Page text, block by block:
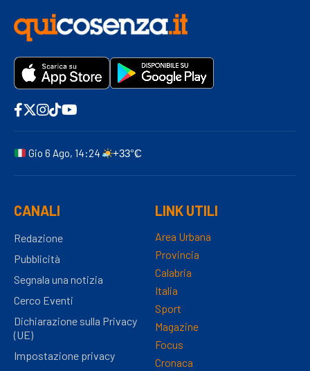
Gio 6 Ago, 14:24 +33°C
CANALI
Redazione
Pubblicità
Segnala una notizia
Cerco Eventi
Dichiarazione sulla Privacy
(UE)
Impostazione privacy
LINK UTILI
Area Urbana
Provincia
Calabria
Italia
Sport
Magazine
Focus
Cronaca